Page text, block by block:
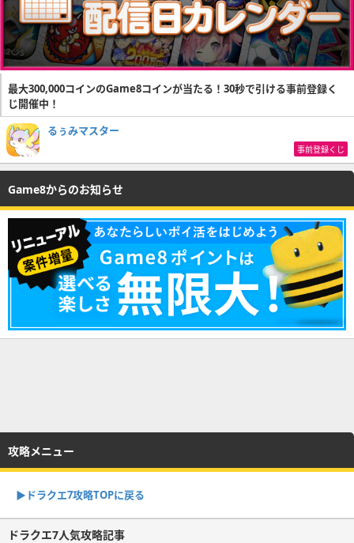
最大300,000コインのGame8コインが当たる！30秒で引ける事前登録く
じ開催中！
るぅみマスター
事前登録くじ
Game8からのお知らせ
攻略メニュー
▶︎ドラクエ7攻略TOPに戻る
ドラクエ7人気攻略記事